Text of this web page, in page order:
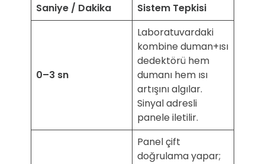
Saniye / Dakika Sistem Tepkisi
0–3 sn
Laboratuvardaki
kombine duman+ısı
dedektörü hem
dumanı hem ısı
artışını algılar.
Sinyal adresli
panele iletilir.
Panel çift
doğrulama yapar;